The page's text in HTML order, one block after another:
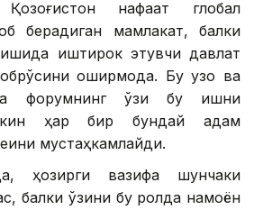
нафақат глобал
берадиган мамлакат, балки
иштирок этувчи давлат
оширмоқда. Бу узоқ ва
форумнинг ўзи бу ишни
ҳар бир бундай қадам
мустаҳкамлайди.
ҳозирги вазифа шунчаки
балки ўзини бу ролда намоён